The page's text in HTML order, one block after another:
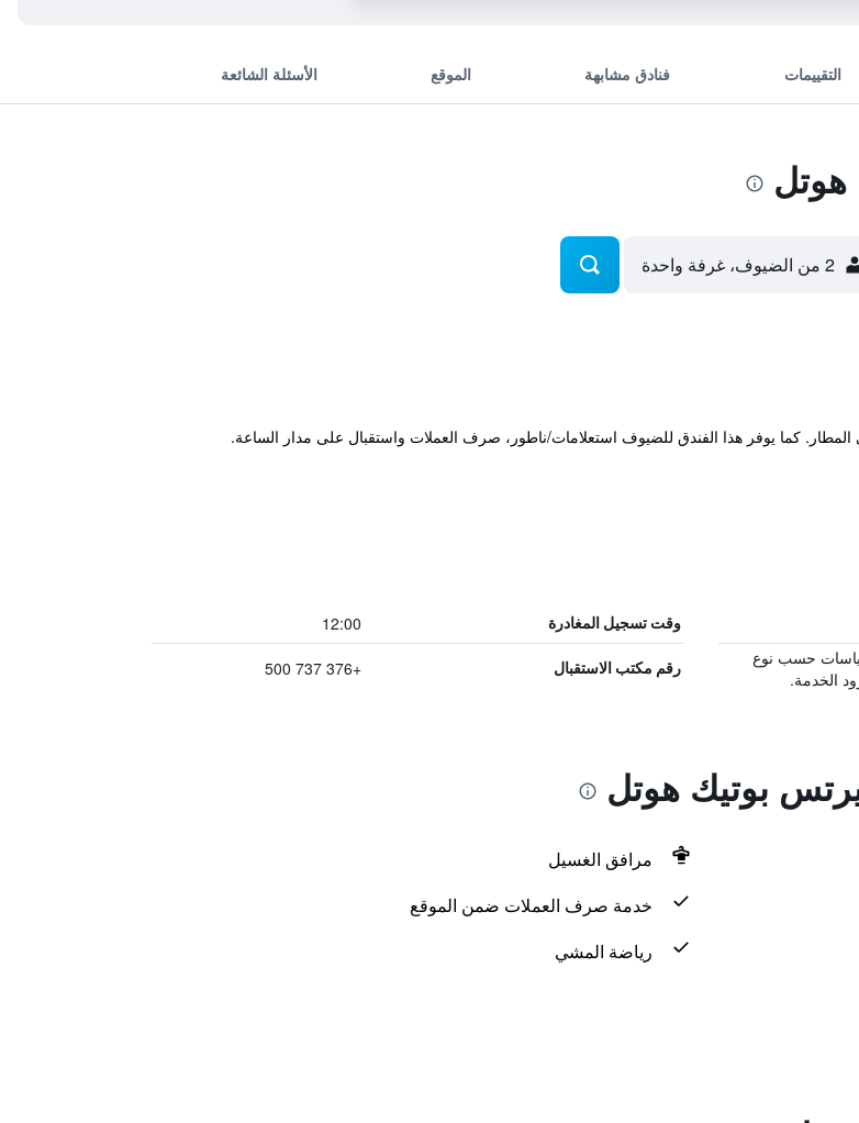
التقييمات فنادق مشابهة الموقع الأسئلة الشائعة
2 من الضيوف، غرفة واحدة
كما يوفر هذا الفندق للضيوف استعلامات/ناطور، صرف العملات واستقبال على مدار الساعة.
وقت تسجيل المغادرة 12:00
حسب نوع
الخدمة.
رقم مكتب الاستقبال +376 737 500
بوتيك هوتل
مرافق الغسيل
خدمة صرف العملات ضمن الموقع
رياضة المشي